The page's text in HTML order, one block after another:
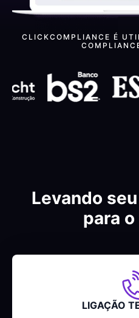
CLICKCOMPLIANCE É
Levando
para
LIGAÇÃO